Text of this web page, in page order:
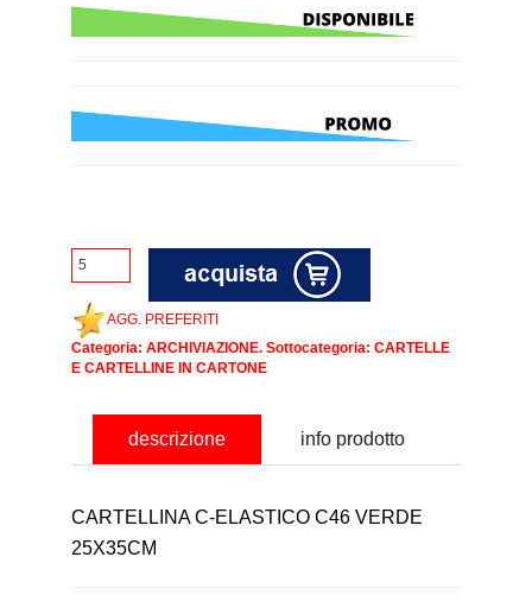
AGG. PREFERITI
Categoria: ARCHIVIAZIONE. Sottocategoria: CARTELLE
E CARTELLINE IN CARTONE
descrizione info prodotto
CARTELLINA C-ELASTICO C46 VERDE
25X35CM